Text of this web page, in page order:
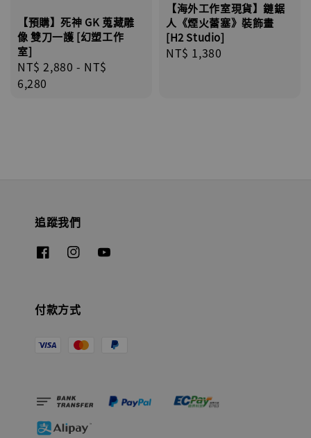
【預購】死神 GK 蒐藏雕
像 雙刀一護 [幻塑工作
室]
Regular
price
NT$ 2,880 - NT$
6,280
【海外工作室現貨】鏈鋸
人《煙火蕾塞》裝飾畫
[H2 Studio]
Regular
NT$ 1,380
追蹤我們
付款方式